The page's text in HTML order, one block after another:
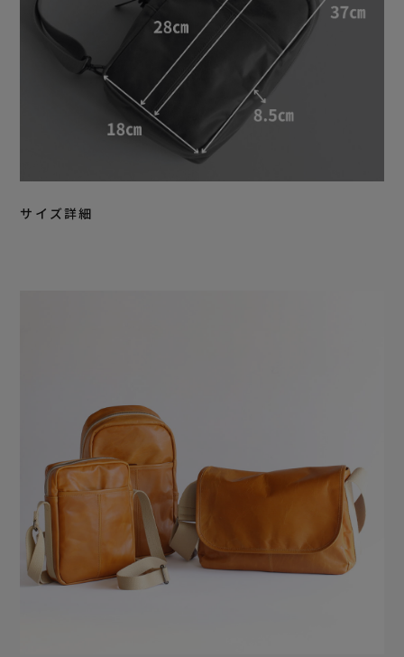
サイズ詳細